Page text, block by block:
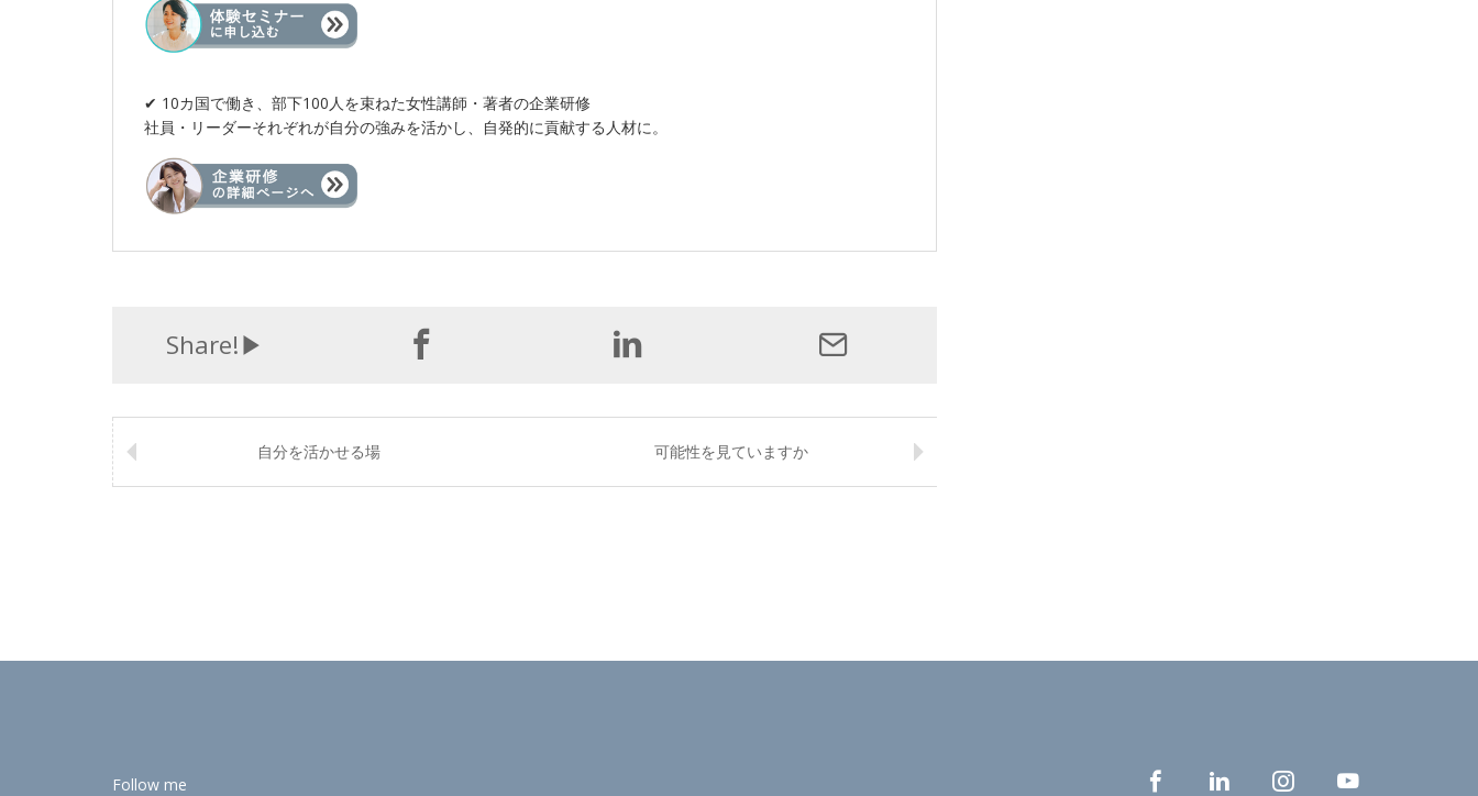
✔︎ 10カ国で働き、部下100人を束ねた女性講師・著者の企業研修
社員・リーダーそれぞれが自分の強みを活かし、自発的に貢献する人材に。
Share!▶︎
自分を活かせる場 可能性を見ていますか
Follow me